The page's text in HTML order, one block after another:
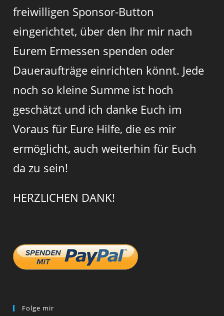
freiwilligen Sponsor-Button
eingerichtet, über den Ihr mir nach
Eurem Ermessen spenden oder
Daueraufträge einrichten könnt. Jede
noch so kleine Summe ist hoch
geschätzt und ich danke Euch im
Voraus für Eure Hilfe, die es mir
ermöglicht, auch weiterhin für Euch
da zu sein!
HERZLICHEN DANK!
Folge mir